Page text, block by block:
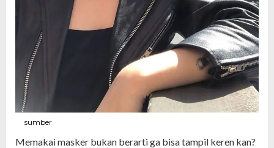
sumber
Memakai masker bukan berarti ga bisa tampil keren kan?